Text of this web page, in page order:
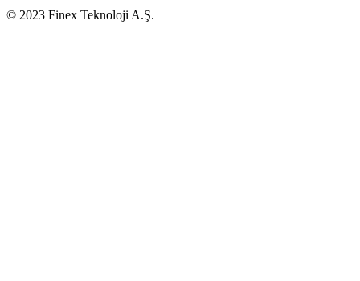
© 2023 Finex Teknoloji A.Ş.